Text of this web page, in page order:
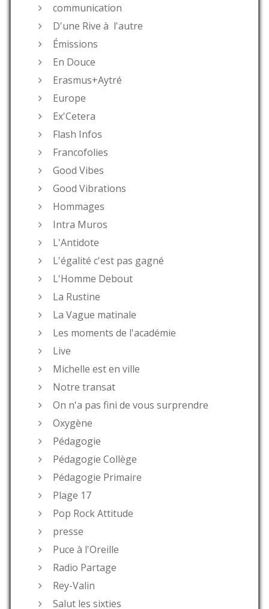
communication
D'une Rive à l'autre
Émissions
En Douce
Erasmus+Aytré
Europe
Ex'Cetera
Flash Infos
Francofolies
Good Vibes
Good Vibrations
Hommages
Intra Muros
L'Antidote
L'égalité c'est pas gagné
L'Homme Debout
La Rustine
La Vague matinale
Les moments de l'académie
Live
Michelle est en ville
Notre transat
On n'a pas fini de vous surprendre
Oxygène
Pédagogie
Pédagogie Collège
Pédagogie Primaire
Plage 17
Pop Rock Attitude
presse
Puce à l'Oreille
Radio Partage
Rey-Valin
Salut les sixties